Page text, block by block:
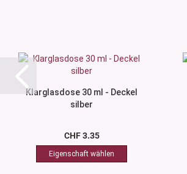
Klarglasdose 30 ml - Deckel
silber
CHF 3.35